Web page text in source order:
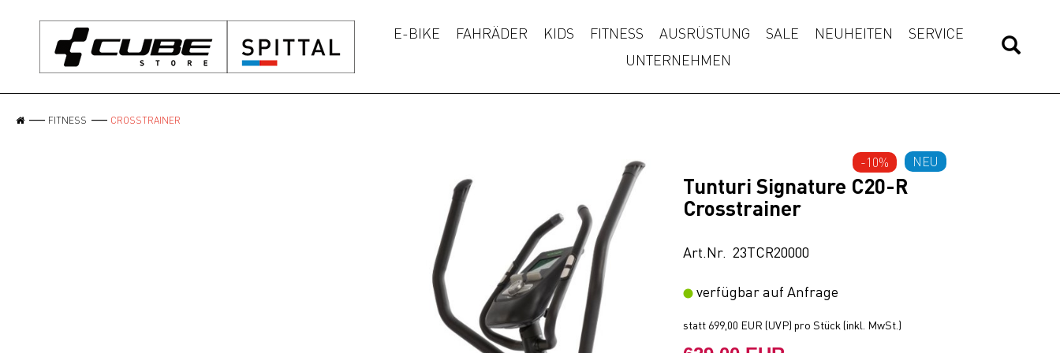
E-BIKE FAHRÄDER KIDS FITNESS AUSRÜSTUNG SALE NEUHEITEN
SERVICE
UNTERNEHMEN
FITNESS CROSSTRAINER
-10% NEU
Tunturi Signature C20-R
Crosstrainer
Art.Nr. 23TCR20000
verfügbar auf Anfrage
statt 699,00 EUR (UVP) pro Stück (inkl. MwSt.)